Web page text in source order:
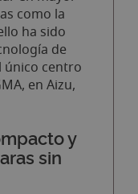
como la
ha sido
de
único centro
en Aizu,
y
sin